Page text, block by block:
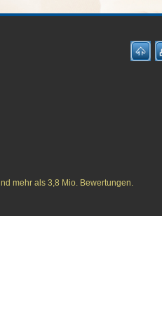
mehr als 3,8 Mio. Bewertungen.